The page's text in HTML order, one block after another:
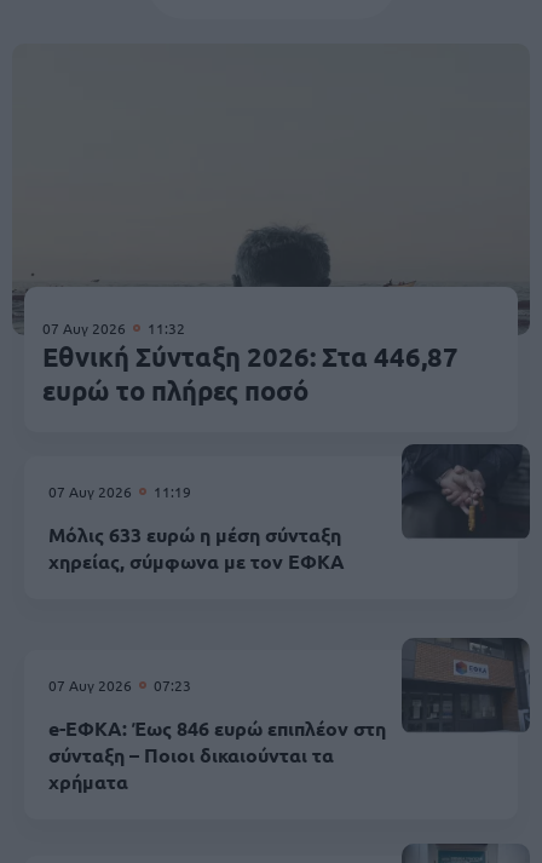
07 Αυγ 2026 11:32
Εθνική Σύνταξη 2026: Στα 446,87
ευρώ το πλήρες ποσό
07 Αυγ 2026 11:19
Μόλις 633 ευρώ η μέση σύνταξη
χηρείας, σύμφωνα με τον ΕΦΚΑ
07 Αυγ 2026 07:23
e-ΕΦΚΑ: Έως 846 ευρώ επιπλέον στη
σύνταξη – Ποιοι δικαιούνται τα
χρήματα